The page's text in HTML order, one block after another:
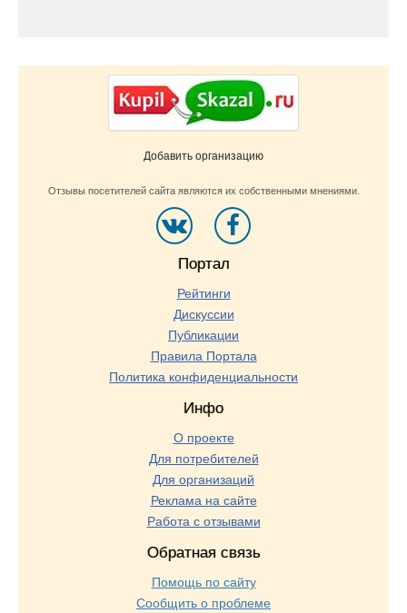
Добавить организацию
Отзывы посетителей сайта являются их собственными мнениями.
Портал
Рейтинги
Дискуссии
Публикации
Правила Портала
Политика конфиденциальности
Инфо
О проекте
Для потребителей
Для организаций
Реклама на сайте
Работа с отзывами
Обратная связь
Помощь по сайту
Сообщить о проблеме